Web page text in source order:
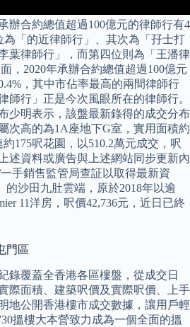
辦合約總值超過100億元的律師行有4
為「的近律師行」、其次為「孖士打
葉律師行」，而第四位則為「王潘律
，2020年承辦合約總值超過100億元
，其中市佔率最高的兩間律師行
師行」正是今次風眼所在的律師行。
少明表示，該盤最新錄得的成交分布
次高的為1A座地下G室，實用面積約
175呎花園，以510.2萬元成交，呎
述資料或廣告與上述網站同步更新內
手銷售監管局查証以取得最新資
的沙田九肚雲端，原於2018年以逾
11洋房，呎價42,736元，近日已終
門區
錄覆蓋全香港各區樓盤，從成交日
際面積、建築呎價及實際呎價、上手
地公開香港樓市成交數據，讓用戶輕
搵樓大本營致力成為一個全面的搵